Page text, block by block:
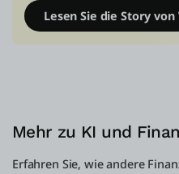
Lesen Sie die Story
Mehr zu KI und
Erfahren Sie, wie andere